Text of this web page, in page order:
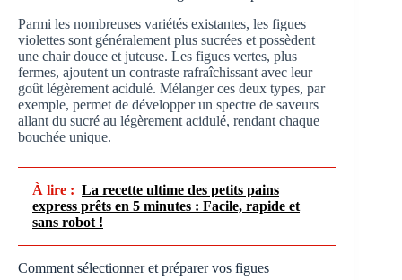
Parmi les nombreuses variétés existantes, les figues
violettes sont généralement plus sucrées et possèdent
une chair douce et juteuse. Les figues vertes, plus
fermes, ajoutent un contraste rafraîchissant avec leur
goût légèrement acidulé. Mélanger ces deux types, par
exemple, permet de développer un spectre de saveurs
allant du sucré au légèrement acidulé, rendant chaque
bouchée unique.
À lire : La recette ultime des petits pains
express prêts en 5 minutes : Facile, rapide et
sans robot !
Comment sélectionner et préparer vos figues